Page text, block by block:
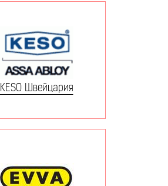
KESO Швейцария